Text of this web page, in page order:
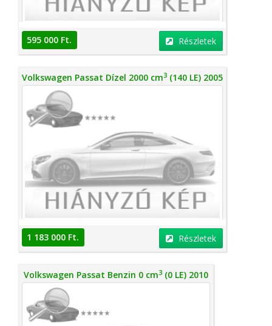
595 000 Ft. Részletek
Volkswagen Passat Dízel 2000 cm3 (140 LE) 2005
1 183 000 Ft. Részletek
Volkswagen Passat Benzin 0 cm3 (0 LE) 2010